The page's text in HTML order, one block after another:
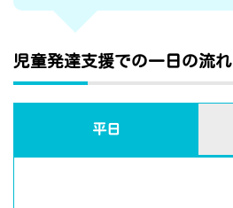
児童発達支援での一日の流れ
平日